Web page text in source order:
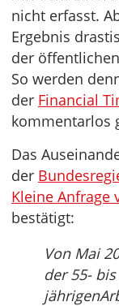
nicht erfasst.
Ergebnis
der
So werden
der Financial
kommentarlos
Das
der
Kleine Anfrage
bestätigt:
Von Mai
der 55-